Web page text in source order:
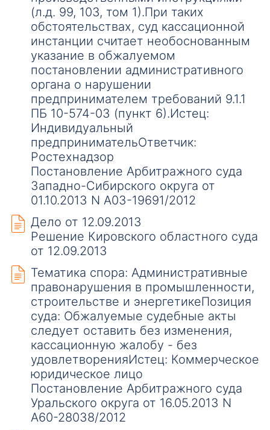
(л.д. 99, 103, том 1).При таких
обстоятельствах, суд кассационной
инстанции считает необоснованным
указание в обжалуемом
постановлении административного
органа о нарушении
предпринимателем требований 9.1.1
ПБ 10-574-03 (пункт 6).Истец:
Индивидуальный
предпринимательОтветчик:
Ростехнадзор
Постановление Арбитражного суда
Западно-Сибирского округа от
01.10.2013 N А03-19691/2012
Дело от 12.09.2013
Решение Кировского областного суда
от 12.09.2013
Тематика спора: Административные
правонарушения в промышленности,
строительстве и энергетикеПозиция
суда: Обжалуемые судебные акты
следует оставить без изменения,
кассационную жалобу - без
удовлетворенияИстец: Коммерческое
юридическое лицо
Постановление Арбитражного суда
Уральского округа от 16.05.2013 N
А60-28038/2012